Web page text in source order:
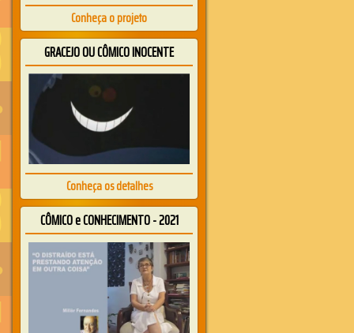
Conheça o projeto
GRACEJO OU CÔMICO INOCENTE
Conheça os detalhes
CÔMICO e CONHECIMENTO - 2021